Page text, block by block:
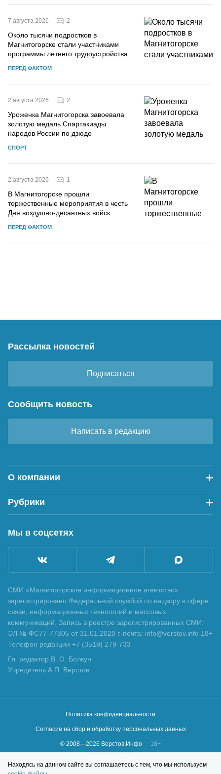
7 августа 2026 2
Около тысячи подростков в
Магнитогорске стали участниками
программы летнего трудоустройства
ПЕРЕД ФАКТОМ
2 августа 2026 2
Уроженка Магнитогорска завоевала
золотую медаль Спартакиады
народов России по дзюдо
СПОРТ
2 августа 2026 1
В Магнитогорске прошли
торжественные мероприятия в честь
Дня воздушно-десантных войск
ПЕРЕД ФАКТОМ
Рассылка новостей
Подписаться
Сообщить новость
Написать в редакцию
О компании
Рубрики
Мы в соцсетях
СМИ «Магнитогорское информационное агентство»
зарегистрировано Федеральной службой по надзору в сфере
связи, информационных технологий и массовых
коммуникаций. Запись в реестре зарегистрированных СМИ:
ЭЛ № ФС77-77805 от 31.01.2020 г. почта: info@verstov.info 18+
Телефон редакции +7 (3519) 279-733
Гл. редактор В. О. Болкун
Учредитель А.П. Верстов
Политика конфиденциальности
Согласие на сбор и обработку персональных данных
© 2008—2026 Верстов.Инфо
18+
Находясь на данном сайте вы соглашаетесь с тем, что мы используем